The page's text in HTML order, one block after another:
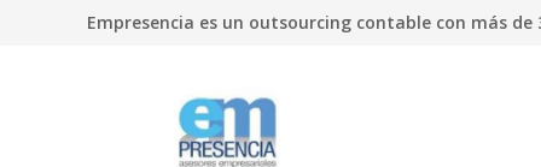
Empresencia es un outsourcing contable con más